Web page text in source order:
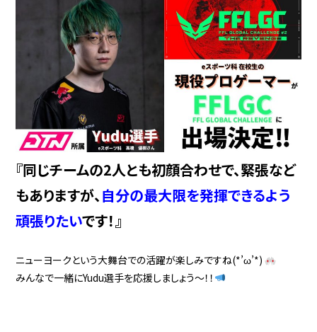
『同じチームの2人とも初顔合わせで、緊張など
もありますが、自分の最大限を発揮できるよう
頑張りたいです！』
ニューヨークという大舞台での活躍が楽しみですね(*’ω’*)
みんなで一緒にYudu選手を応援しましょう～！！